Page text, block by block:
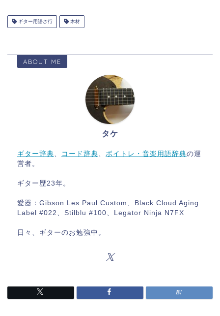
ギター用語さ行 木材
ABOUT ME
タケ
ギター辞典 コード辞典 ボイトレ・音楽用語辞典の運
営者。
ギター歴23年。
愛器：Gibson Les Paul Custom、Black Cloud Aging
Label #022、Stilblu #100、Legator Ninja N7FX
日々、ギターのお勉強中。